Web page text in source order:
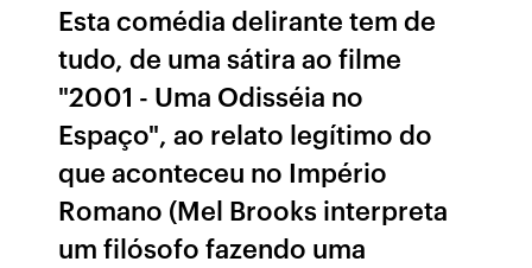
Esta comédia delirante tem de
tudo, de uma sátira ao filme
"2001 - Uma Odisséia no
Espaço", ao relato legítimo do
que aconteceu no Império
Romano (Mel Brooks interpreta
um filósofo fazendo uma